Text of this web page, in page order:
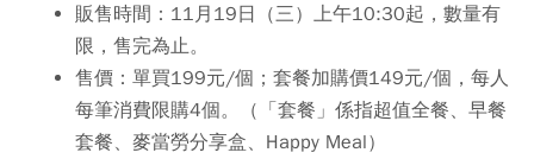
販售時間 ：11月19日（三）上午10:30起，數量有
限，售完為止。
售價：單買199元/個；套餐加購價149元/個，每人
每筆消費限購4個。（「套餐」係指超值全餐、早餐
套餐、麥當勞分享盒、Happy Meal）